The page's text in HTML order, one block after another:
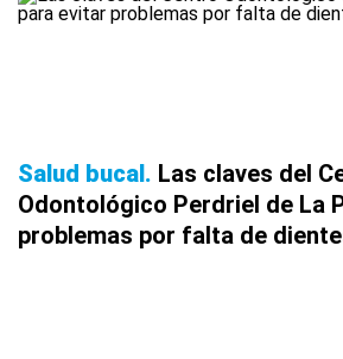
Salud bucal Las claves del
Odontológico Perdriel de La
problemas por falta de